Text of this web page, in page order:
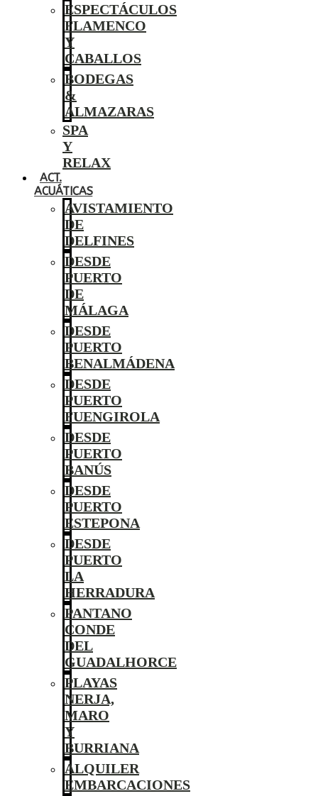
ESPECTÁCULOS
FLAMENCO
Y
CABALLOS
BODEGAS
&
ALMAZARAS
SPA
Y
RELAX
ACT.
ACUÁTICAS
AVISTAMIENTO
DE
DELFINES
DESDE
PUERTO
DE
MÁLAGA
DESDE
PUERTO
BENALMÁDENA
DESDE
PUERTO
FUENGIROLA
DESDE
PUERTO
BANÚS
DESDE
PUERTO
ESTEPONA
DESDE
PUERTO
LA
HERRADURA
PANTANO
CONDE
DEL
GUADALHORCE
PLAYAS
NERJA,
MARO
Y
BURRIANA
ALQUILER
EMBARCACIONES